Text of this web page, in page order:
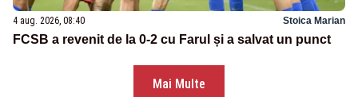
4 aug. 2026, 08:40 Stoica Marian
FCSB a revenit de la 0-2 cu Farul și a salvat un punct
Mai Multe